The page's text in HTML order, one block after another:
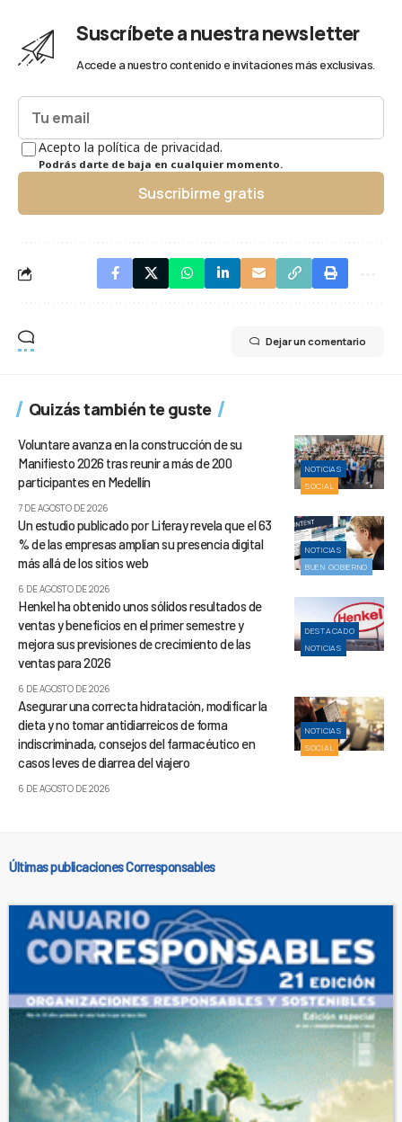
Suscríbete a nuestra newsletter
Accede a nuestro contenido e invitaciones más exclusivas.
Acepto la política de privacidad.
Podrás darte de baja en cualquier momento.
Suscribirme gratis
Dejar un comentario
Quizás también te guste
NOTICIAS
SOCIAL
Voluntare avanza en la construcción de su
Manifiesto 2026 tras reunir a más de 200
participantes en Medellín
7 DE AGOSTO DE 2026
NOTICIAS
BUEN GOBIERNO
Un estudio publicado por Liferay revela que el 63
% de las empresas amplían su presencia digital
más allá de los sitios web
6 DE AGOSTO DE 2026
DESTACADO
NOTICIAS
Henkel ha obtenido unos sólidos resultados de
ventas y beneficios en el primer semestre y
mejora sus previsiones de crecimiento de las
ventas para 2026
6 DE AGOSTO DE 2026
NOTICIAS
SOCIAL
Asegurar una correcta hidratación, modificar la
dieta y no tomar antidiarreicos de forma
indiscriminada, consejos del farmacéutico en
casos leves de diarrea del viajero
6 DE AGOSTO DE 2026
Últimas publicaciones Corresponsables